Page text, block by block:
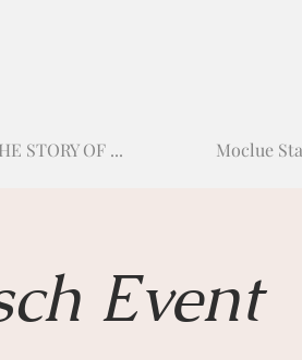
STORY OF ... Moclue
Event